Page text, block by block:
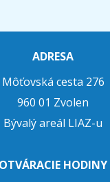
ADRESA
Môťovská cesta 276
960 01 Zvolen
Bývalý areál LIAZ-u
OTVÁRACIE HODINY